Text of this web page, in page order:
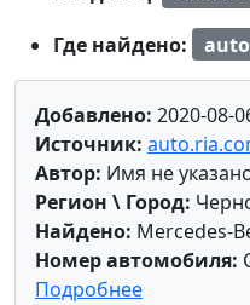
Где найдено:
Добавлено: 2020-08-
Источник:
Автор: Имя не
Регион \ Город:
Найдено: Mercedes-
Номер автомобиля:
Подробнее